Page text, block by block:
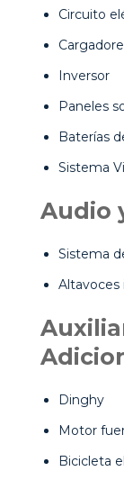
Circuito
Inversor
Paneles
Baterías
Sistema
Audio
Sistema
Altavoces
Dinghy
Motor
Bicicleta